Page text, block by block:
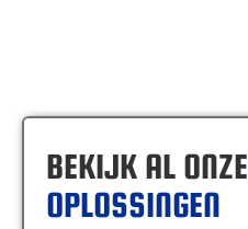
BEKIJK AL ONZE
OPLOSSINGEN